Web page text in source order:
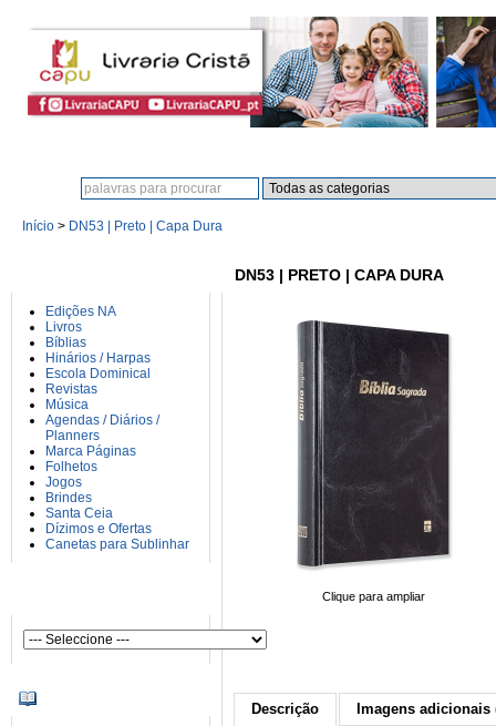
Início > DN53 | Preto | Capa Dura
Edições NA
Livros
Bíblias
Hinários / Harpas
Escola Dominical
Revistas
Música
Agendas / Diários /
Planners
Marca Páginas
Folhetos
Jogos
Brindes
Santa Ceia
Dízimos e Ofertas
Canetas para Sublinhar
DN53 | PRETO | CAPA DURA
Clique para ampliar
Descrição Imagens adicionais